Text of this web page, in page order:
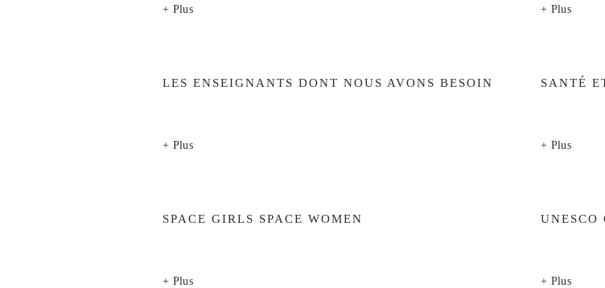
+ Plus + Plus
LES ENSEIGNANTS DONT NOUS AVONS BESOIN
+ Plus
SANTÉ
+ Plus
SPACE GIRLS SPACE WOMEN
+ Plus
UNESCO
+ Plus